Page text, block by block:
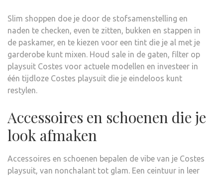
Slim shoppen doe je door de stofsamenstelling en
naden te checken, even te zitten, bukken en stappen in
de paskamer, en te kiezen voor een tint die je al met je
garderobe kunt mixen. Houd sale in de gaten, filter op
playsuit Costes voor actuele modellen en investeer in
één tijdloze Costes playsuit die je eindeloos kunt
restylen.
Accessoires en schoenen die je
look afmaken
Accessoires en schoenen bepalen de vibe van je Costes
playsuit, van nonchalant tot glam. Een ceintuur in leer